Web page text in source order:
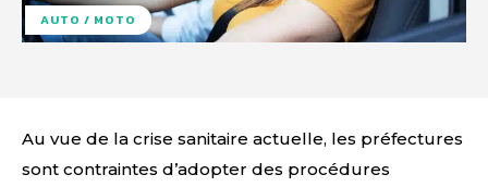
AUTO / MOTO
Au vue de la crise sanitaire actuelle, les préfectures
sont contraintes d’adopter des procédures